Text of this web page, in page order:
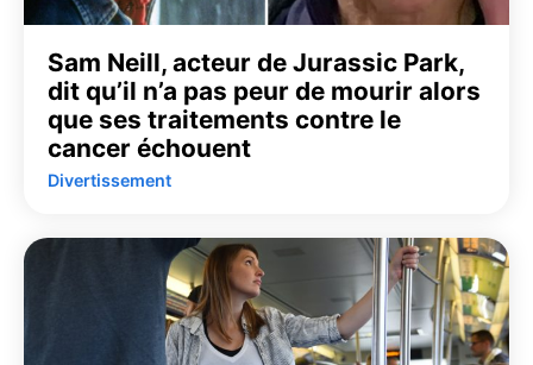
Sam Neill, acteur de Jurassic Park,
dit qu’il n’a pas peur de mourir alors
que ses traitements contre le
cancer échouent
Divertissement